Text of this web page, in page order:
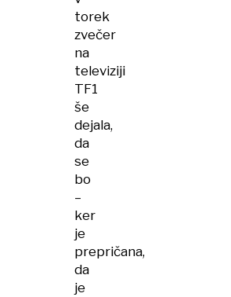
torek
zvečer
na
televiziji
TF1
še
dejala,
da
se
bo
–
ker
je
prepričana,
da
je